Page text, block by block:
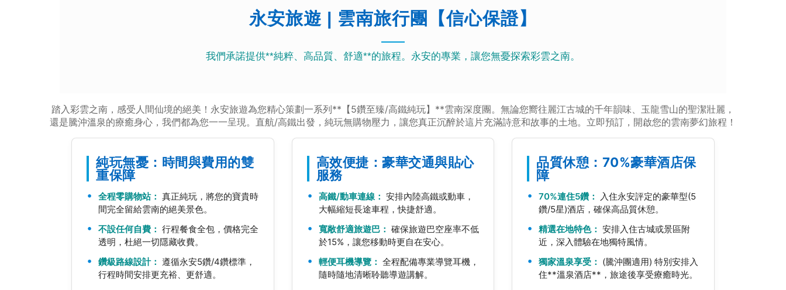
永安旅遊 | 雲南旅行團【信心保證】
我們承諾提供**純粹、高品質、舒適**的旅程。永安的專業，讓您無憂探索彩雲之南。
踏入彩雲之南，感受人間仙境的絕美！永安旅遊為您精心策劃一系列**【5鑽至臻/高鐵純玩】**雲南深度團。無論您嚮往麗江古城的千年韻味、玉龍雪山的聖潔壯麗，
還是騰沖溫泉的療癒身心，我們都為您一一呈現。直航/高鐵出發，純玩無購物壓力，讓您真正沉醉於這片充滿詩意和故事的土地。立即預訂，開啟您的雲南夢幻旅程！
純玩無憂：時間與費用的雙
重保障
全程零購物站： 真正純玩，將您的寶貴時
間完全留給雲南的絕美景色。
不設任何自費： 行程餐食全包，價格完全
透明，杜絕一切隱藏收費。
鑽級路線設計： 遵循永安5鑽/4鑽標準，
行程時間安排更充裕、更舒適。
高效便捷：豪華交通與貼心
服務
高鐵/動車連線： 安排內陸高鐵或動車，
大幅縮短長途車程，快捷舒適。
寬敞舒適旅遊巴： 確保旅遊巴空座率不低
於15%，讓您移動時更自在安心。
輕便耳機導覽： 全程配備專業導覽耳機，
隨時隨地清晰聆聽導遊講解。
品質休憩：70%豪華酒店保
障
70%連住5鑽：
入住永安評定的豪華型(5
鑽/5星)酒店，確保高品質休憩。
精選在地特色： 安排入住古城或景區附
近，深入體驗在地獨特風情。
獨家溫泉享受： (騰沖團適用) 特別安排入
住**溫泉酒店**，旅途後享受療癒時光。